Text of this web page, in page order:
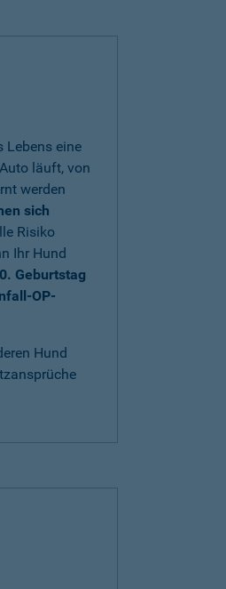
Lebens eine
läuft, von
werden
sich
Risiko
Ihr Hund
Geburtstag
OP-
Hund